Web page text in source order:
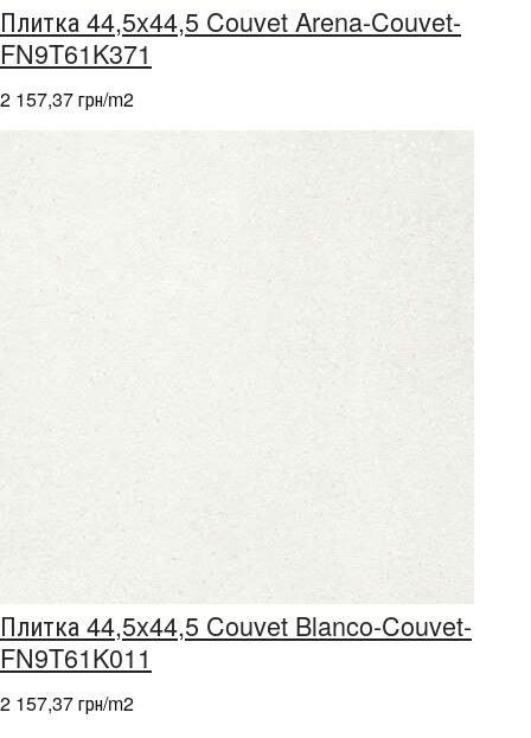
Плитка 44,5x44,5 Couvet Arena-Couvet-
FN9T61K371
2 157,37 грн/m2
Плитка 44,5x44,5 Couvet Blanco-Couvet-
FN9T61K011
2 157,37 грн/m2